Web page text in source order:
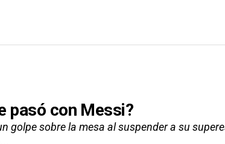
pasó con Messi?
golpe sobre la mesa al suspender a su